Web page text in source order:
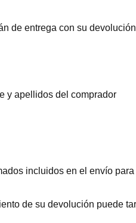
de entrega con su
y apellidos del comprador
incluidos en el envío
de su devolución puede